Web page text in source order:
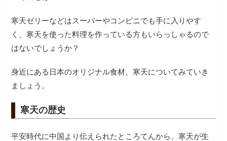
寒天ゼリーなどはスーパーやコンビニでも手に入りやす
く、寒天を使った料理を作っている方もいらっしゃるので
はないでしょうか？
身近にある日本のオリジナル食材、寒天についてみていき
ましょう。
寒天の歴史
平安時代に中国より伝えられたところてんから、寒天が生